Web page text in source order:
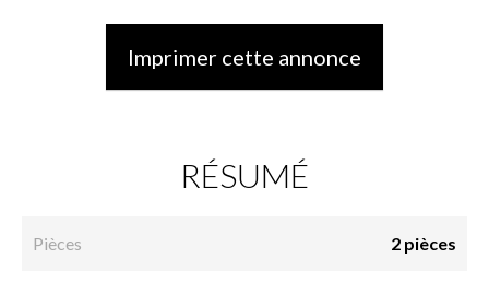
Imprimer cette annonce
RÉSUMÉ
Pièces 2 pièces